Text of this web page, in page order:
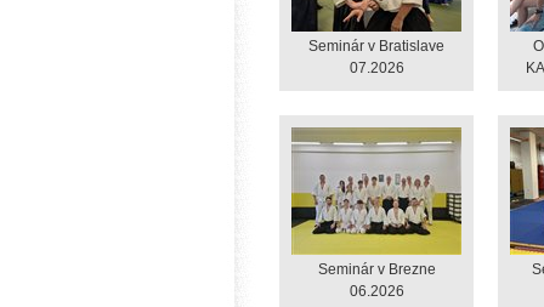
Seminár v Bratislave
07.2026
Seminár v Brezne
06.2026